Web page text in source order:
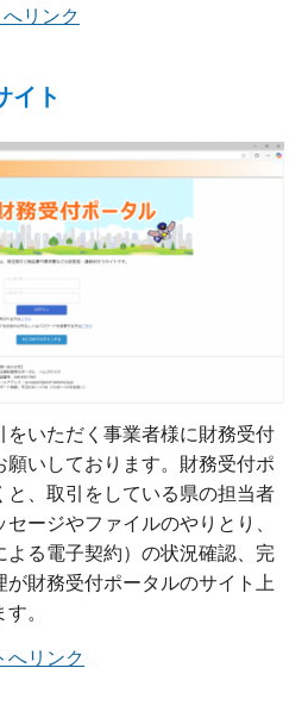
リンク
イト
をいただく事業者様に財務受付
願いしております。財務受付ポ
と、取引をしている県の担当者
ージやファイルのやりとり、
よる電子契約）の状況確認、完
財務受付ポータルのサイト上
。
へリンク